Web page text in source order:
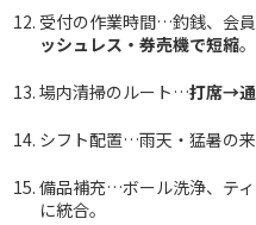
受付の作業時間…釣銭、会
ッシュレス・券売機で短縮。
場内清掃のルート…打席→
シフト配置…雨天・猛暑の
備品補充…ボール洗浄、テ
に統合。